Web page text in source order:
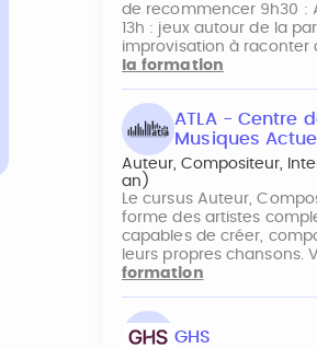
de recommencer 9h30 :
13h : jeux autour de la
improvisation à raconter
la formation
ATLA - Centre
Musiques
Auteur, Compositeur,
an)
Le cursus Auteur,
forme des artistes
capables de créer,
leurs propres chansons.
formation
GHS